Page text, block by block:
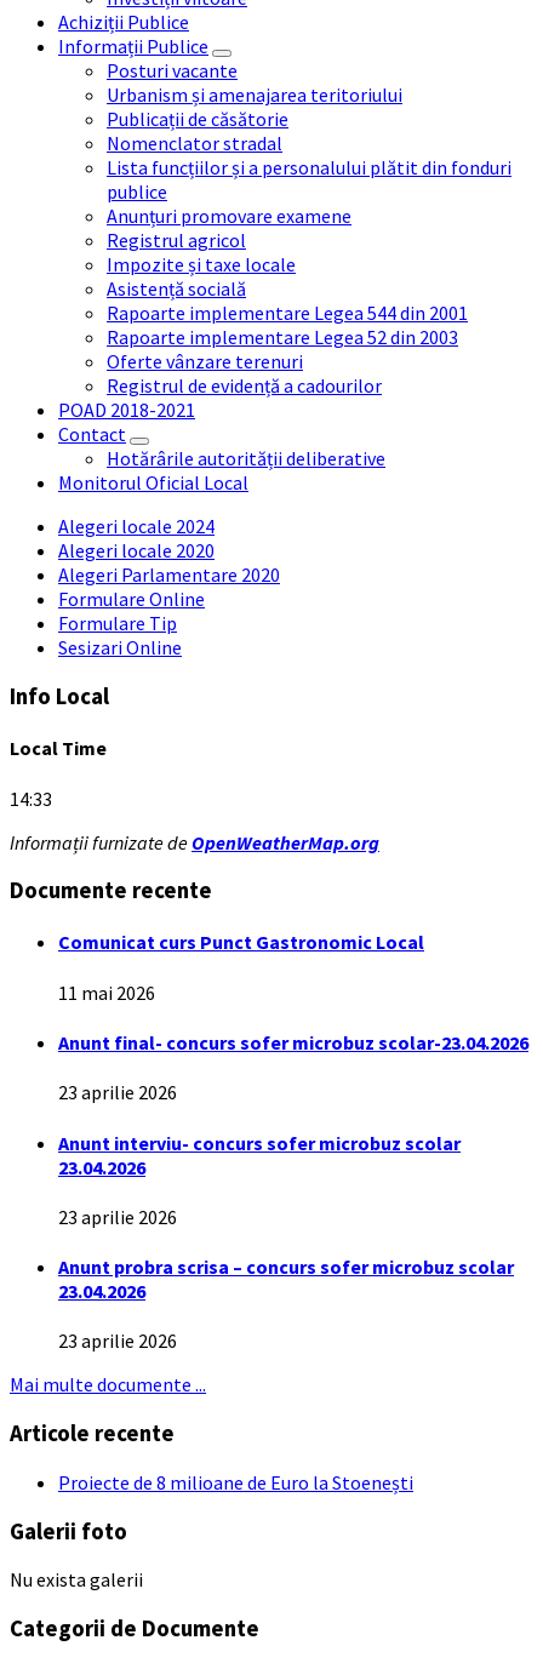
Achiziții Publice
Informații Publice
Posturi vacante
Urbanism și amenajarea teritoriului
Publicații de căsătorie
Nomenclator stradal
Lista funcțiilor și a personalului plătit din fonduri
publice
Anunțuri promovare examene
Registrul agricol
Impozite și taxe locale
Asistență socială
Rapoarte implementare Legea 544 din 2001
Rapoarte implementare Legea 52 din 2003
Oferte vânzare terenuri
Registrul de evidență a cadourilor
POAD 2018-2021
Contact
Hotărârile autorității deliberative
Monitorul Oficial Local
Alegeri locale 2024
Alegeri locale 2020
Alegeri Parlamentare 2020
Formulare Online
Formulare Tip
Sesizari Online
Info Local
Local Time
14:33
Informații furnizate de OpenWeatherMap.org
Documente recente
Comunicat curs Punct Gastronomic Local
11 mai 2026
Anunt final- concurs sofer microbuz scolar-23.04.2026
23 aprilie 2026
Anunt interviu- concurs sofer microbuz scolar
23.04.2026
23 aprilie 2026
Anunt probra scrisa – concurs sofer microbuz scolar
23.04.2026
23 aprilie 2026
Mai multe documente ...
Articole recente
Proiecte de 8 milioane de Euro la Stoenești
Galerii foto
Nu exista galerii
Categorii de Documente